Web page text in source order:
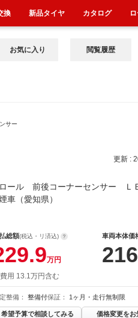
お気に入り 閲覧履歴
サー
更新 :
ール 前後コーナーセンサー Ｌ
（愛知県）
総額(税込・リ済込)
万円
車両本体価
用 13.1万円含む
整備： 整備付保証： 1ヶ月・走行無制限
希望予算で相談してみる 価格変更をお
換 新品タイヤ カタログ